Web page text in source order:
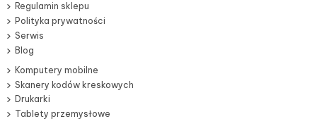
Regulamin sklepu
Polityka prywatności
Serwis
Blog
Komputery mobilne
Skanery kodów kreskowych
Drukarki
Tablety przemysłowe